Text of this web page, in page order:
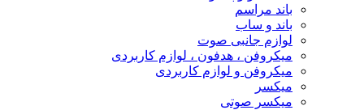
باند مراسم
باند و ساب
لوازم جانبی صوت
میکروفن ، هدفون ، لوازم کاربردى
میکروفن و لوازم کاربردى
میکسر
میکسر صوتی